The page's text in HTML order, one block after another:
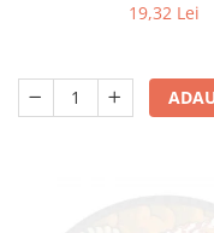
19,32 Lei